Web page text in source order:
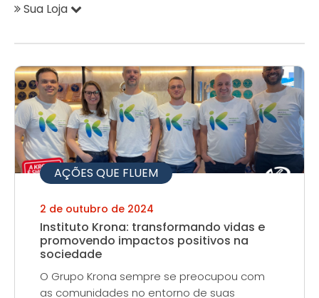
AÇÕES QUE FLUEM
2 de outubro de 2024
Instituto Krona: transformando vidas e
promovendo impactos positivos na
sociedade
O Grupo Krona sempre se preocupou com
as comunidades no entorno de suas
Sua Loja